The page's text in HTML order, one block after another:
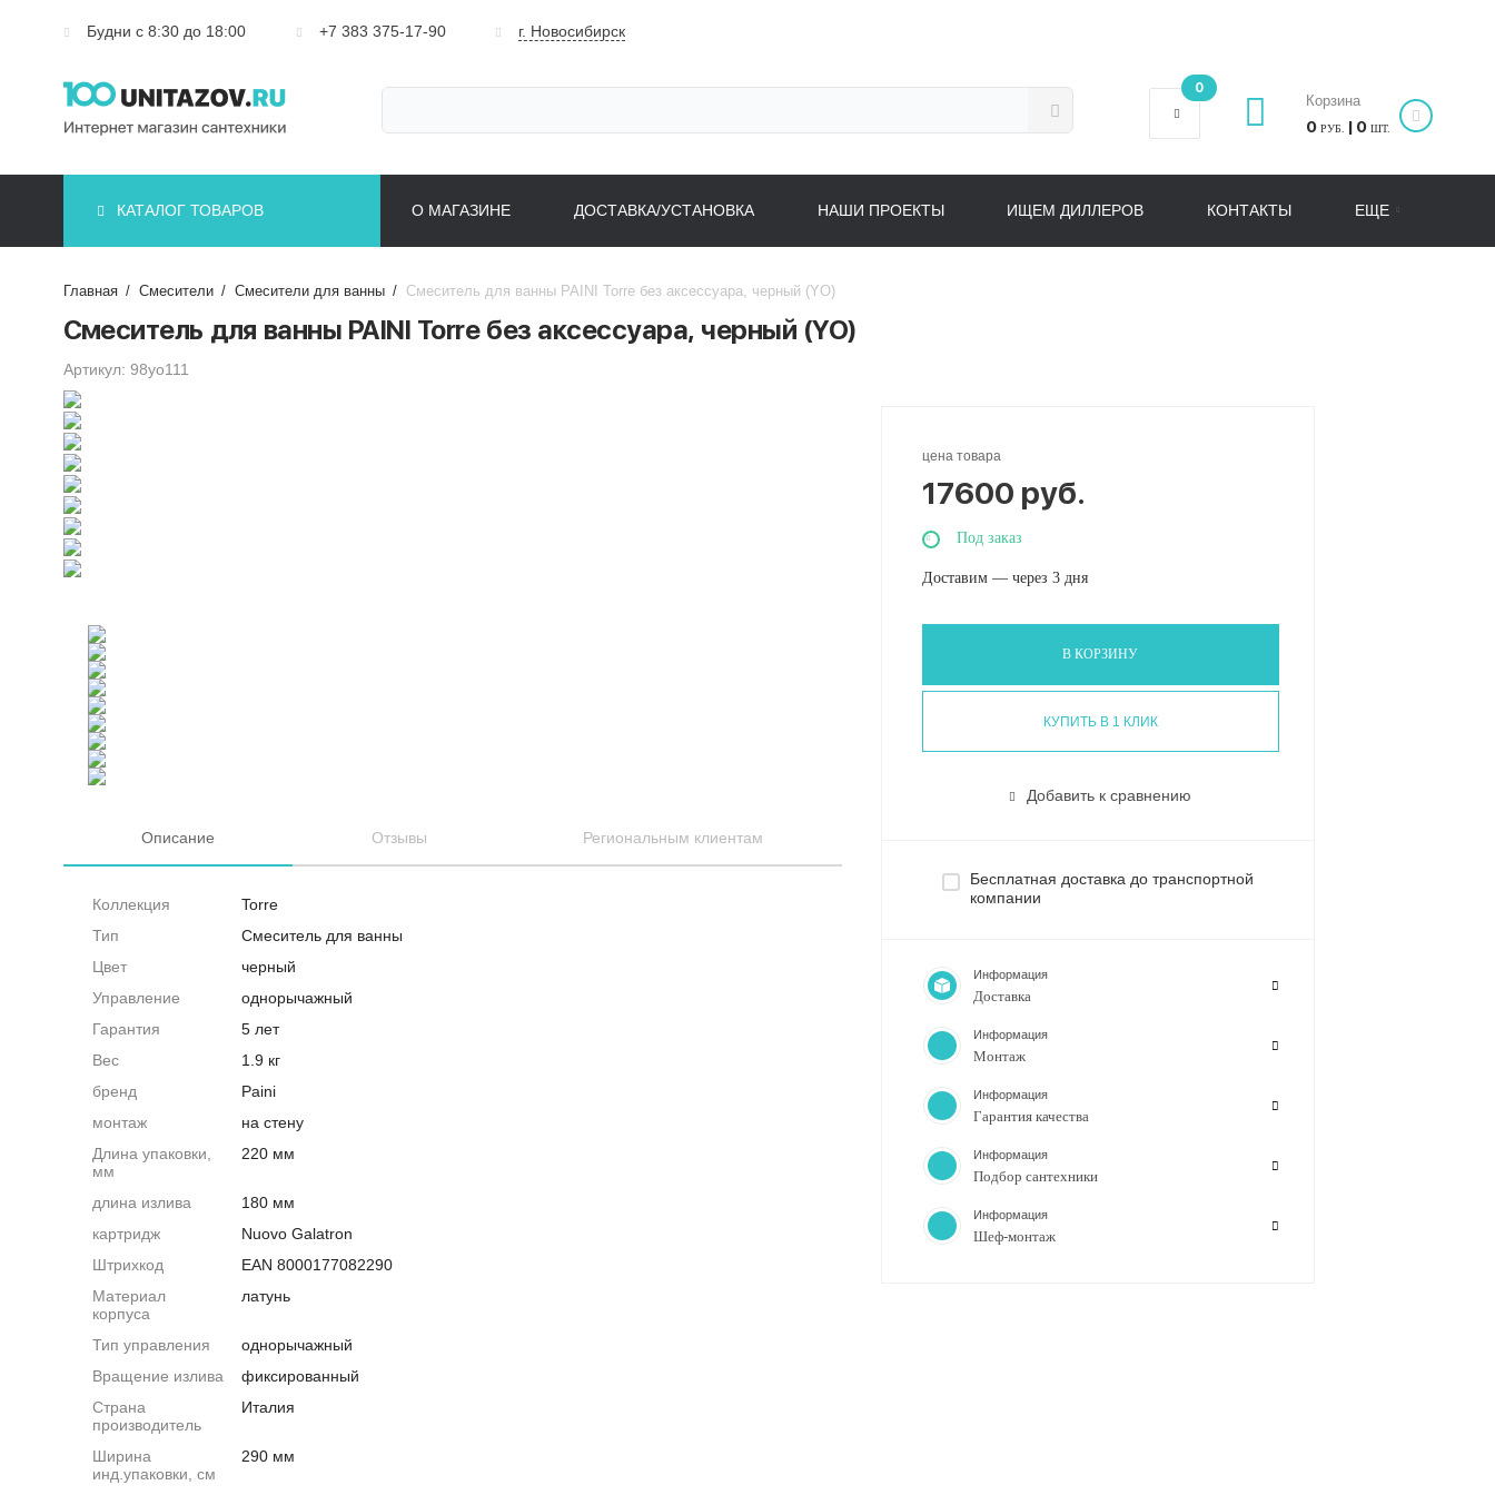
Будни с 8:30 до 18:00 +7 383 375-17-90 г. Новосибирск
0
Корзина
0 РУБ. | 0 ШТ.
КАТАЛОГ ТОВАРОВ О МАГАЗИНЕ ДОСТАВКА/УСТАНОВКА НАШИ ПРОЕКТЫ ИЩЕМ ДИЛЛЕРОВ КОНТАКТЫ ЕЩЕ
Главная / Смесители / Смесители для ванны / Смеситель для ванны PAINI Torre без аксессуара, черный (YO)
Смеситель для ванны PAINI Torre без аксессуара, черный (YO)
Артикул: 98yo111
цена товара
17600 руб.
Под заказ
Доставим — через 3 дня
В КОРЗИНУ
КУПИТЬ В 1 КЛИК
Добавить к сравнению
Бесплатная доставка до транспортной
компании
Информация
Доставка
Информация
Монтаж
Информация
Гарантия качества
Информация
Подбор сантехники
Информация
Шеф-монтаж
Описание Отзывы Региональным клиентам
Коллекция
Torre
Тип
Смеситель для ванны
Цвет
черный
Управление
однорычажный
Гарантия
5 лет
Вес
1.9 кг
бренд
Paini
монтаж
на стену
Длина упаковки,
мм
220 мм
длина излива
180 мм
картридж
Nuovo Galatron
Штрихкод
EAN 8000177082290
Материал
корпуса
латунь
Тип управления
однорычажный
Вращение излива
фиксированный
Страна
производитель
Италия
Ширина
инд.упаковки, см
290 мм